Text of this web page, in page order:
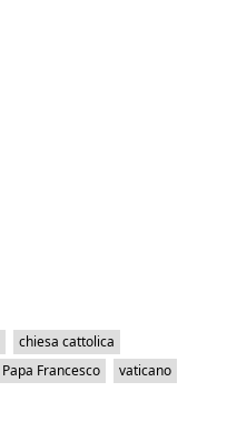
chiesa cattolica
Papa Francesco vaticano